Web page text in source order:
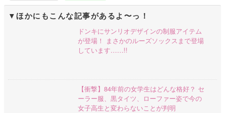
ほかにもこんな記事があるよ〜っ！
ドンキにサンリオデザインの制服アイテム
が登場！ まさかのルーズソックスまで登場
しています……!!
【衝撃】84年前の女学生はどんな格好？ セ
ーラー服、黒タイツ、ローファー姿で今の
女子高生と変わらないことが判明